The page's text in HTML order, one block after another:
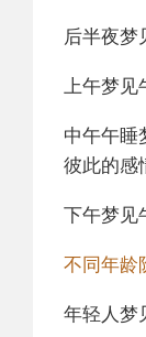
后半夜梦
上午梦见
中午午睡
彼此的感
下午梦见
不同年龄
年轻人梦